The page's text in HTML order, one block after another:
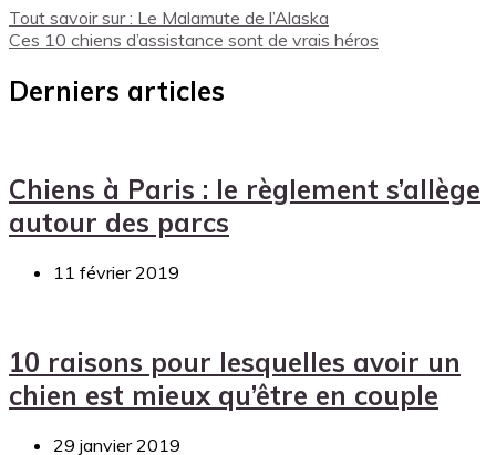
Tout savoir sur : Le Malamute de l’Alaska
Ces 10 chiens d’assistance sont de vrais héros
Derniers articles
Chiens à Paris : le règlement s’allège
autour des parcs
11 février 2019
10 raisons pour lesquelles avoir un
chien est mieux qu’être en couple
29 janvier 2019